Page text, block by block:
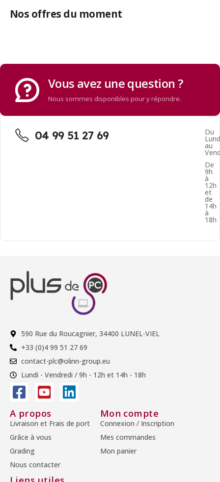
Nos offres du moment
Vous avez une question ?
Nous sommes disponibles pour y répondre.
04 99 51 27 69 Du
au
De
9h
à
12h
et
de
14h
à
18h
590 Rue du Roucagnier, 34400 LUNEL-VIEL
+33 (0)4 99 51 27 69
contact-plc@olinn-group.eu
Lundi - Vendredi / 9h - 12h et 14h - 18h
A propos
Livraison et Frais de port
Grâce à vous
Grading
Nous contacter
Mon compte
Connexion / Inscription
Mes commandes
Mon panier